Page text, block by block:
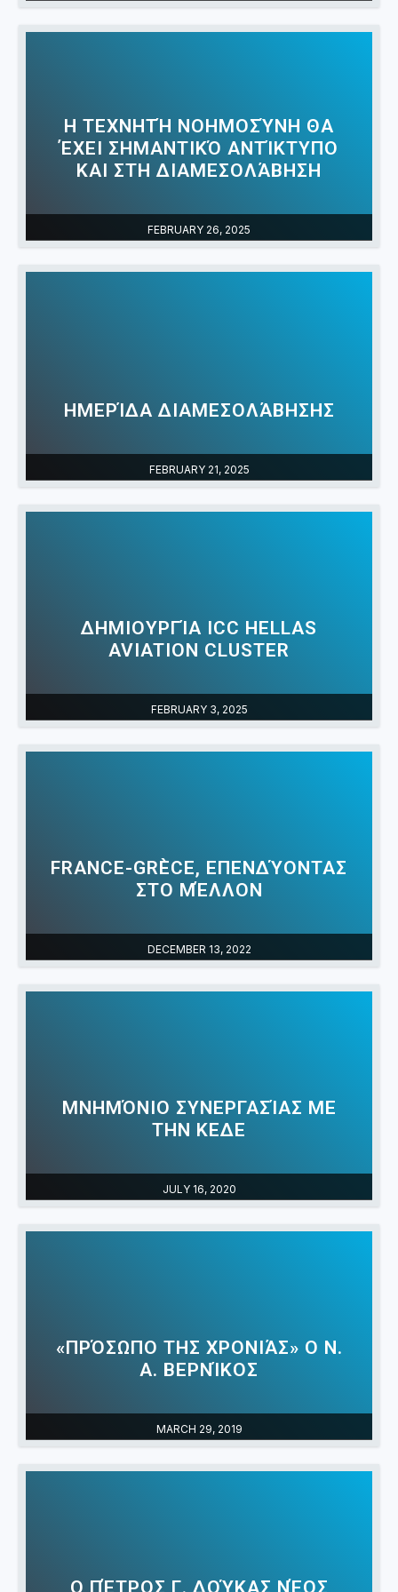
FEBRUARY 26, 2025
Η ΤΕΧΝΗΤΉ ΝΟΗΜΟΣΎΝΗ ΘΑ
ΈΧΕΙ ΣΗΜΑΝΤΙΚΌ ΑΝΤΊΚΤΥΠΟ
ΚΑΙ ΣΤΗ ΔΙΑΜΕΣΟΛΆΒΗΣΗ
FEBRUARY 21, 2025
ΗΜΕΡΊΔΑ ΔΙΑΜΕΣΟΛΆΒΗΣΗΣ
FEBRUARY 3, 2025
ΔΗΜΙΟΥΡΓΊΑ ICC HELLAS
AVIATION CLUSTER
DECEMBER 13, 2022
FRANCE-GRÈCE, ΕΠΕΝΔΎΟΝΤΑΣ
ΣΤΟ ΜΈΛΛΟΝ
JULY 16, 2020
ΜΝΗΜΌΝΙΟ ΣΥΝΕΡΓΑΣΊΑΣ ΜΕ
ΤΗΝ ΚΕΔΕ
MARCH 29, 2019
«ΠΡΌΣΩΠΟ ΤΗΣ ΧΡΟΝΙΆΣ» Ο Ν.
Α. ΒΕΡΝΊΚΟΣ
Ο ΠΈΤΡΟΣ Γ. ΔΟΎΚΑΣ ΝΈΟΣ